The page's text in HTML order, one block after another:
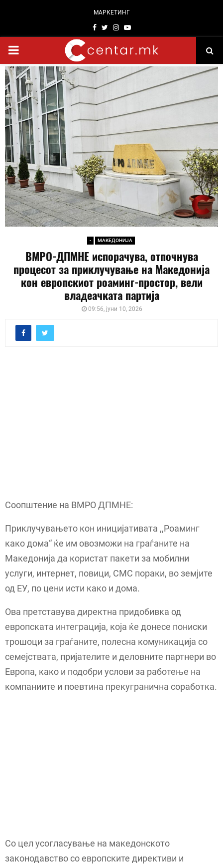
МАРКЕТИНГ
Facebook
TwitterInstagram
Youtube
PRIMARY
MENU
- МАКЕДОНИЈА
ВМРО-ДПМНЕ испорачува, отпочнува
процесот за приклучување на Македонија
кон европскиот роаминг-простор, вели
владеачката партија
09:56, јуни 10, 2026
Соопштение на ВМРО ДПМНЕ:
Приклучувањето кон иницијативата ,,Роаминг
како дома“ ќе им овозможи на граѓаните на
Македонија да користат пакети за мобилни
услуги, интернет, повици, СМС пораки, во земјите
од ЕУ, по цени исти како и дома.
Ова претставува директна придобивка од
европската интеграција, која ќе донесе пониски
трошоци за граѓаните, полесна комуникација со
семејствата, пријателите и деловните партнери во
Европа, како и подобри услови за работење на
компаниите и поевтина прекугранична соработка.
Со цел усогласување на македонското
законодавство со европските директиви и